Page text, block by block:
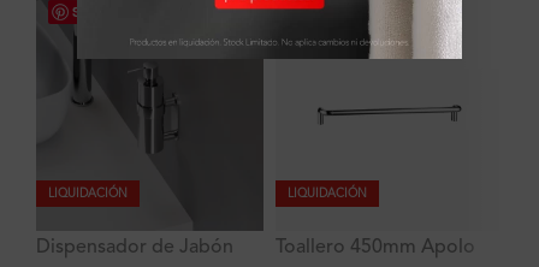
Save
LIQUIDACIÓN
Dispensador de Jabón
Save
LIQUIDACIÓN
Toallero 450mm Apolo